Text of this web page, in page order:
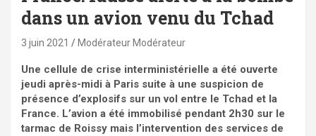
dans un avion venu du Tchad
3 juin 2021 Modérateur Modérateur
Une cellule de crise interministérielle a été ouverte
jeudi après-midi à Paris suite à une suspicion de
présence d’explosifs sur un vol entre le Tchad et la
France. L’avion a été immobilisé pendant 2h30 sur le
tarmac de Roissy mais l’intervention des services de